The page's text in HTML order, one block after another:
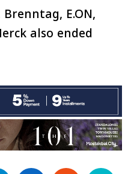
E.ON,
also ended